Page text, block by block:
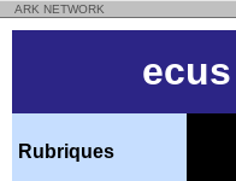
ARK NETWORK
Rubriques